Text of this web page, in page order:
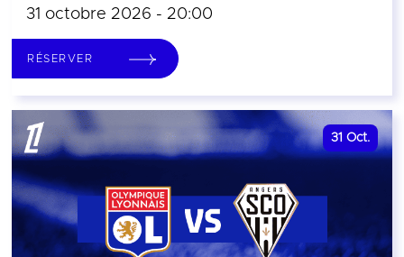
31 octobre 2026 - 20:00
RÉSERVER
31 Oct.